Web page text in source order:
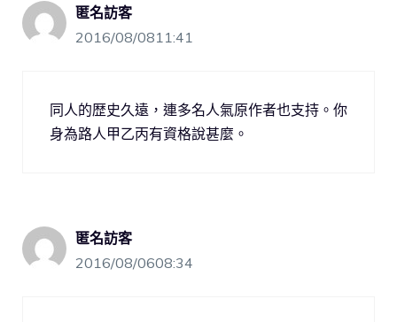
匿名訪客
2016/08/0811:41
同人的歴史久遠，連多名人氣原作者也支持。你
身為路人甲乙丙有資格說甚麼。
匿名訪客
2016/08/0608:34